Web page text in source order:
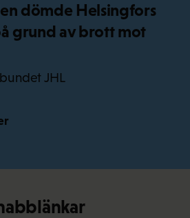
dömde Helsingfors
grund av brott mot
JHL